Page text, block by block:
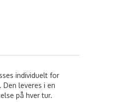
individuelt for
leveres i en
på hver tur.